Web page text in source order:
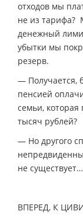
отходов мы
не из тарифа?
денежный
убытки мы
резерв.
— Получается,
пенсией
семьи,
тысяч рублей?
— Но другого
не существует…
ВПЕРЕД, К